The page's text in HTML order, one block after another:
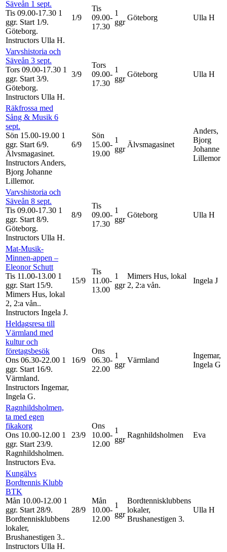
Säveån 1 sept.
Tis 09.00-17.30 1
ggr. Start 1/9.
Göteborg.
Instructors Ulla H.
1/9
Tis
09.00-
17.30
1
ggr
Göteborg Ulla H
Varvshistoria och
Säveån 3 sept.
Tors 09.00-17.30 1
ggr. Start 3/9.
Göteborg.
Instructors Ulla H.
3/9
Tors
09.00-
17.30
1
ggr
Göteborg Ulla H
Räkfrossa med
Sång & Musik 6
sept.
Sön 15.00-19.00 1
ggr. Start 6/9.
Älvsmagasinet.
Instructors Anders,
Bjorg Johanne
Lillemor.
6/9
Sön
15.00-
19.00
1
ggr
Älvsmagasinet
Anders,
Bjorg
Johanne
Lillemor
Varvshistoria och
Säveån 8 sept.
Tis 09.00-17.30 1
ggr. Start 8/9.
Göteborg.
Instructors Ulla H.
8/9
Tis
09.00-
17.30
1
ggr
Göteborg Ulla H
Mat-Musik-
Minnen-appen –
Eleonor Schutt
Tis 11.00-13.00 1
ggr. Start 15/9.
Mimers Hus, lokal
2, 2:a vån..
Instructors Ingela J.
15/9
Tis
11.00-
13.00
1
ggr
Mimers Hus, lokal
2, 2:a vån.
Ingela J
Heldagsresa till
Värmland med
kultur och
företagsbesök
Ons 06.30-22.00 1
ggr. Start 16/9.
Värmland.
Instructors Ingemar,
Ingela G.
16/9
Ons
06.30-
22.00
1
ggr
Värmland
Ingemar,
Ingela G
Ragnhildsholmen,
ta med egen
fikakorg
Ons 10.00-12.00 1
ggr. Start 23/9.
Ragnhildsholmen.
Instructors Eva.
23/9
Ons
10.00-
12.00
1
ggr
Ragnhildsholmen Eva
Kungälvs
Bordtennis Klubb
BTK
Mån 10.00-12.00 1
ggr. Start 28/9.
Bordtennisklubbens
lokaler,
Brushanestigen 3..
Instructors Ulla H.
28/9
Mån
10.00-
12.00
1
ggr
Bordtennisklubbens
lokaler,
Brushanestigen 3.
Ulla H